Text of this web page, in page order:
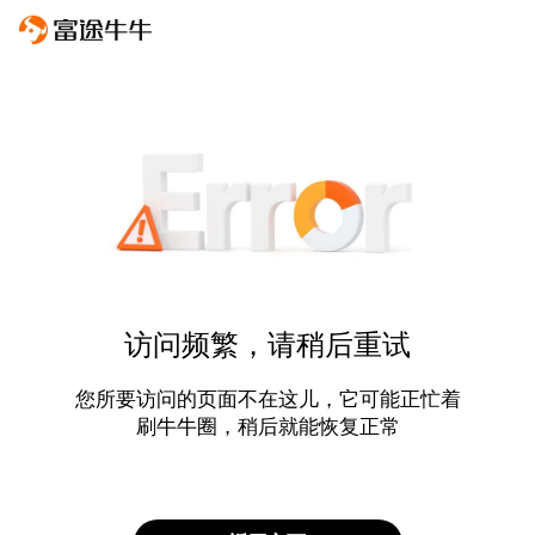
访问频繁，请稍后重试
您所要访问的页面不在这儿，它可能正忙着
刷牛牛圈，稍后就能恢复正常